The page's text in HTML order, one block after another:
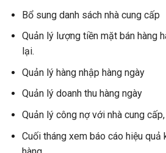
Bổ sung danh sách nhà cung cấp
Quản lý lượng tiền mặt bán hàng
lại.
Quản lý hàng nhập hàng ngày
Quản lý doanh thu hàng ngày
Quản lý công nợ với nhà cung
Cuối tháng xem báo cáo hiệu quả